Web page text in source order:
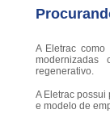
A Eletrac como
modernizadas
regenerativo.
A Eletrac
e modelo de